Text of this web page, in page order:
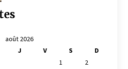
août 2026
J V S
D
1
2